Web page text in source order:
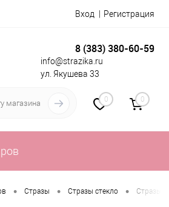
Вход Регистрация
8 (383) 380-60-59
info@strazika.ru
ул. Якушева 33
0 0
• Стразы • Стразы стекло • Стразы